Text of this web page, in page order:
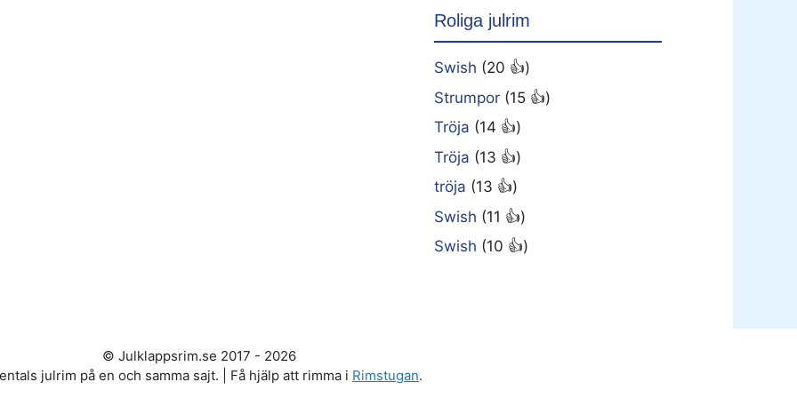
Roliga julrim
Swish (20 👍)
Strumpor (15 👍)
Tröja (14 👍)
Tröja (13 👍)
tröja (13 👍)
Swish (11 👍)
Swish (10 👍)
© Julklappsrim.se 2017 - 2026
julrim på en och samma sajt. | Få hjälp att rimma i Rimstugan.